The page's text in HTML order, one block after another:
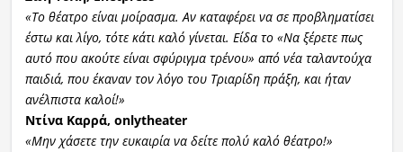
«Το θέατρο είναι μοίρασμα. Αν καταφέρει να σε προβληματίσει
έστω και λίγο, τότε κάτι καλό γίνεται. Είδα το «Να ξέρετε πως
αυτό που ακούτε είναι σφύριγμα τρένου» από νέα ταλαντούχα
παιδιά, που έκαναν τον λόγο του Τριαρίδη πράξη, και ήταν
ανέλπιστα καλοί!»
Ντίνα Καρρά, onlytheater
«Μην χάσετε την ευκαιρία να δείτε πολύ καλό θέατρο!»